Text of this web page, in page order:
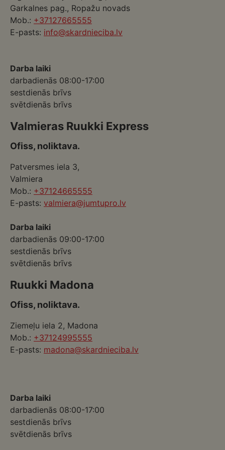
Garkalnes pag., Ropažu novads
Mob.: +37127665555
E-pasts: info@skardnieciba.lv
Darba laiki
darbadienās 08:00-17:00
sestdienās brīvs
svētdienās brīvs
Valmieras Ruukki Express
Ofiss, noliktava.
Patversmes iela 3,
Valmiera
Mob.: +37124665555
E-pasts: valmiera@jumtupro.lv
Darba laiki
darbadienās 09:00-17:00
sestdienās brīvs
svētdienās brīvs
Ruukki Madona
Ofiss, noliktava.
Ziemeļu iela 2, Madona
Mob.: +37124995555
E-pasts: madona@skardnieciba.lv
Darba laiki
darbadienās 08:00-17:00
sestdienās brīvs
svētdienās brīvs